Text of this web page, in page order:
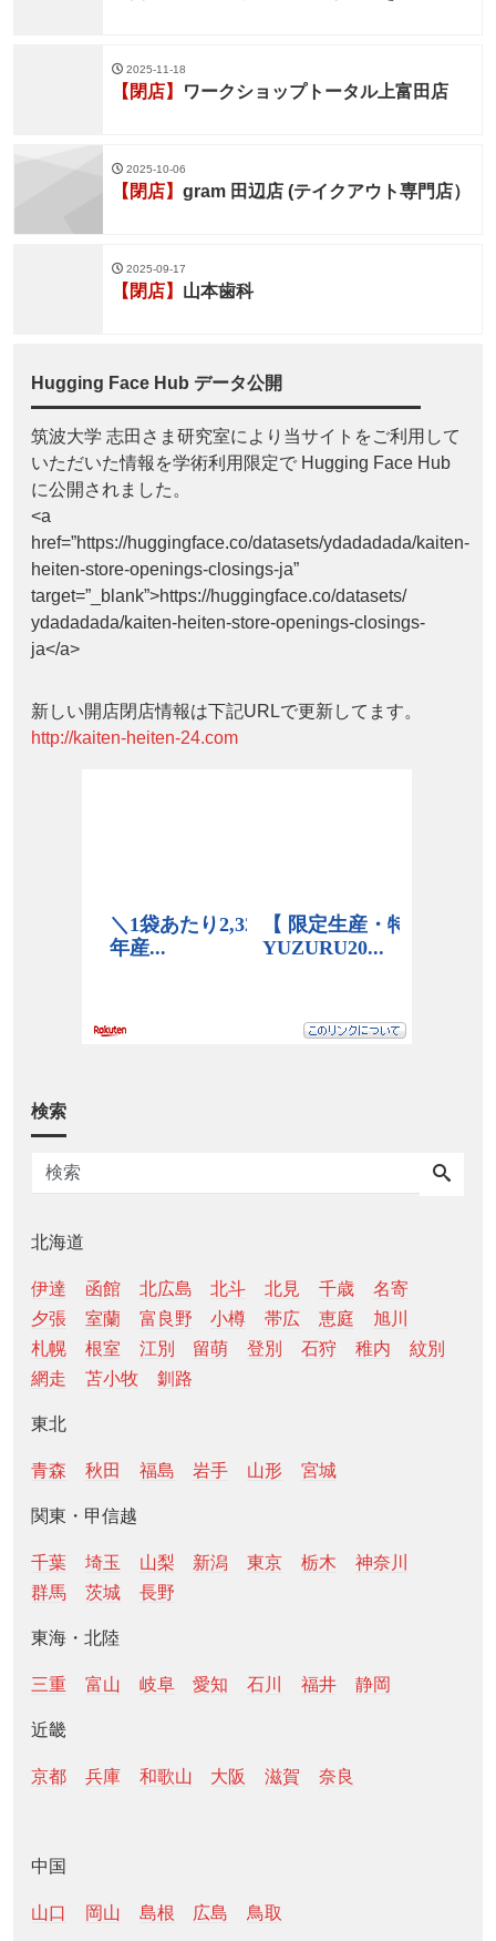
2025-11-18
【閉店】 ワークショップトータル上富田店
2025-10-06
【閉店】 gram 田辺店 (テイクアウト専門店）
2025-09-17
【閉店】 山本歯科
Hugging Face Hub データ公開
筑波大学 志田さま研究室により当サイトをご利用して
いただいた情報を学術利用限定で Hugging Face Hub
に公開されました。
<a
href=”https://huggingface.co/datasets/ydadadada/kaiten-
heiten-store-openings-closings-ja”
target=”_blank”>https://huggingface.co/datasets/
ydadadada/kaiten-heiten-store-openings-closings-
ja</a>
新しい開店閉店情報は下記URLで更新してます。
http://kaiten-heiten-24.com
検索
北海道
伊達 函館 北広島 北斗 北見 千歳
名寄
夕張
室蘭 富良野 小樽 帯広 恵庭
旭川
札幌
根室 江別 留萌 登別 石狩 稚内
紋別
網走
苫小牧 釧路
東北
青森 秋田 福島 岩手 山形 宮城
関東・甲信越
千葉 埼玉 山梨 新潟 東京 栃木
神奈川
群馬
茨城 長野
東海・北陸
三重 富山 岐阜 愛知 石川 福井 静岡
近畿
京都 兵庫 和歌山 大阪 滋賀 奈良
中国
山口 岡山 島根 広島 鳥取